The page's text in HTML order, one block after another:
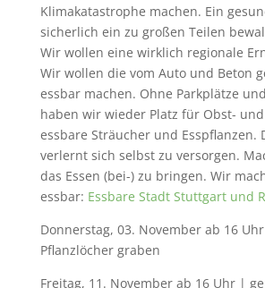
Klimakatastrophe machen. Ein
sicherlich ein zu großen Teilen
Wir wollen eine wirklich regionale
Wir wollen die vom Auto und Beton
essbar machen. Ohne Parkplätze
haben wir wieder Platz für Obst-
essbare Sträucher und Esspflanzen.
verlernt sich selbst zu versorgen.
das Essen (bei-) zu bringen. Wir
essbar: Essbare Stadt Stuttgart und
Donnerstag, 03. November ab 16
Pflanzlöcher graben
Freitag, 11. November ab 16 Uhr |